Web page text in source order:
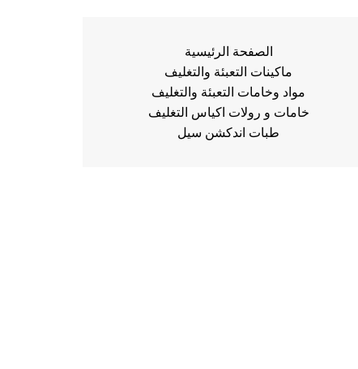
الصفحة الرئيسية
ماكينات التعبئة والتغليف
مواد وخامات التعبئة والتغليف
خامات و رولات اكياس التغليف
طبات اندكشن سيل